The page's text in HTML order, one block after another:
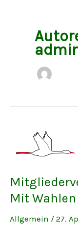
Mit
Allgemein / 27.